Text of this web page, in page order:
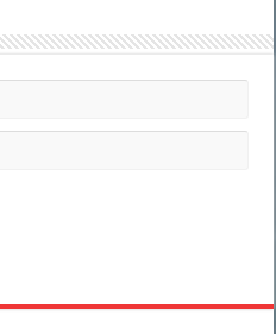
นรก:
โลก
DTS: